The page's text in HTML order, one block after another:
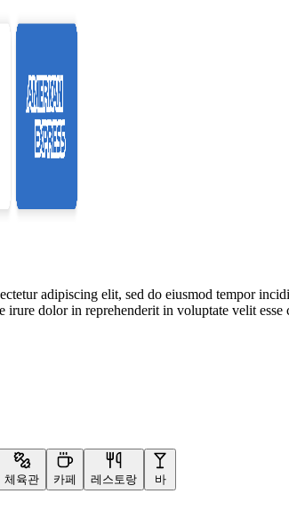
adipiscing elit, sed do eiusmod tempor
irure dolor in reprehenderit in voluptate velit
체육관 카페 레스토랑 바